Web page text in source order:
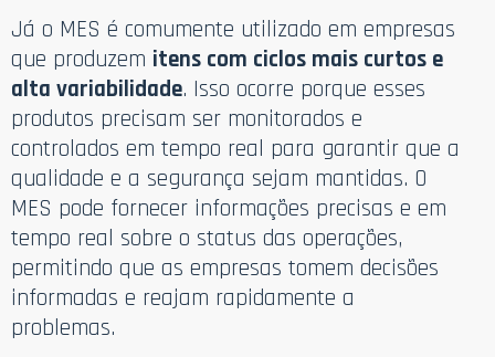
Já o MES é comumente utilizado em empresas
que produzem itens com ciclos mais curtos e
alta variabilidade. Isso ocorre porque esses
produtos precisam ser monitorados e
controlados em tempo real para garantir que a
qualidade e a segurança sejam mantidas. O
MES pode fornecer informações precisas e em
tempo real sobre o status das operações,
permitindo que as empresas tomem decisões
informadas e reajam rapidamente a
problemas.